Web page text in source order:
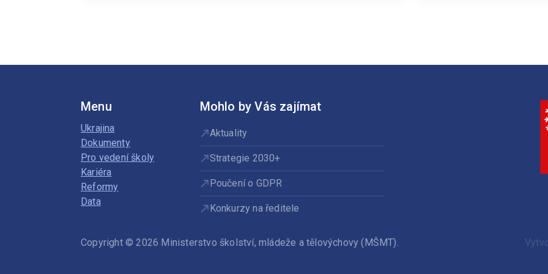
Menu
Ukrajina
Dokumenty
Pro vedení školy
Kariéra
Reformy
Data
Mohlo by Vás zajímat
Aktuality
Strategie 2030+
Poučení o GDPR
Konkurzy na ředitele
Copyright © 2026 Ministerstvo školství, mládeže a tělovýchovy (MŠMT).